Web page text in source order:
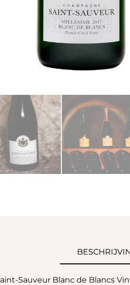
Sauveur Blanc de Blancs